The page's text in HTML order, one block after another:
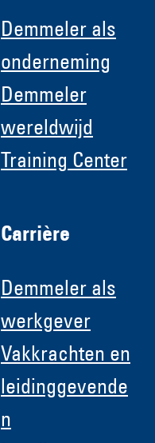
Demmeler als
onderneming
Demmeler
wereldwijd
Training Center
Carrière
Demmeler als
werkgever
Vakkrachten en
leidinggevende
n